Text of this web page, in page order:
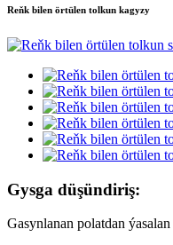
Reňk bilen örtülen tolkun kagyzy
Gysga düşündiriş:
Gasynlanan polatdan